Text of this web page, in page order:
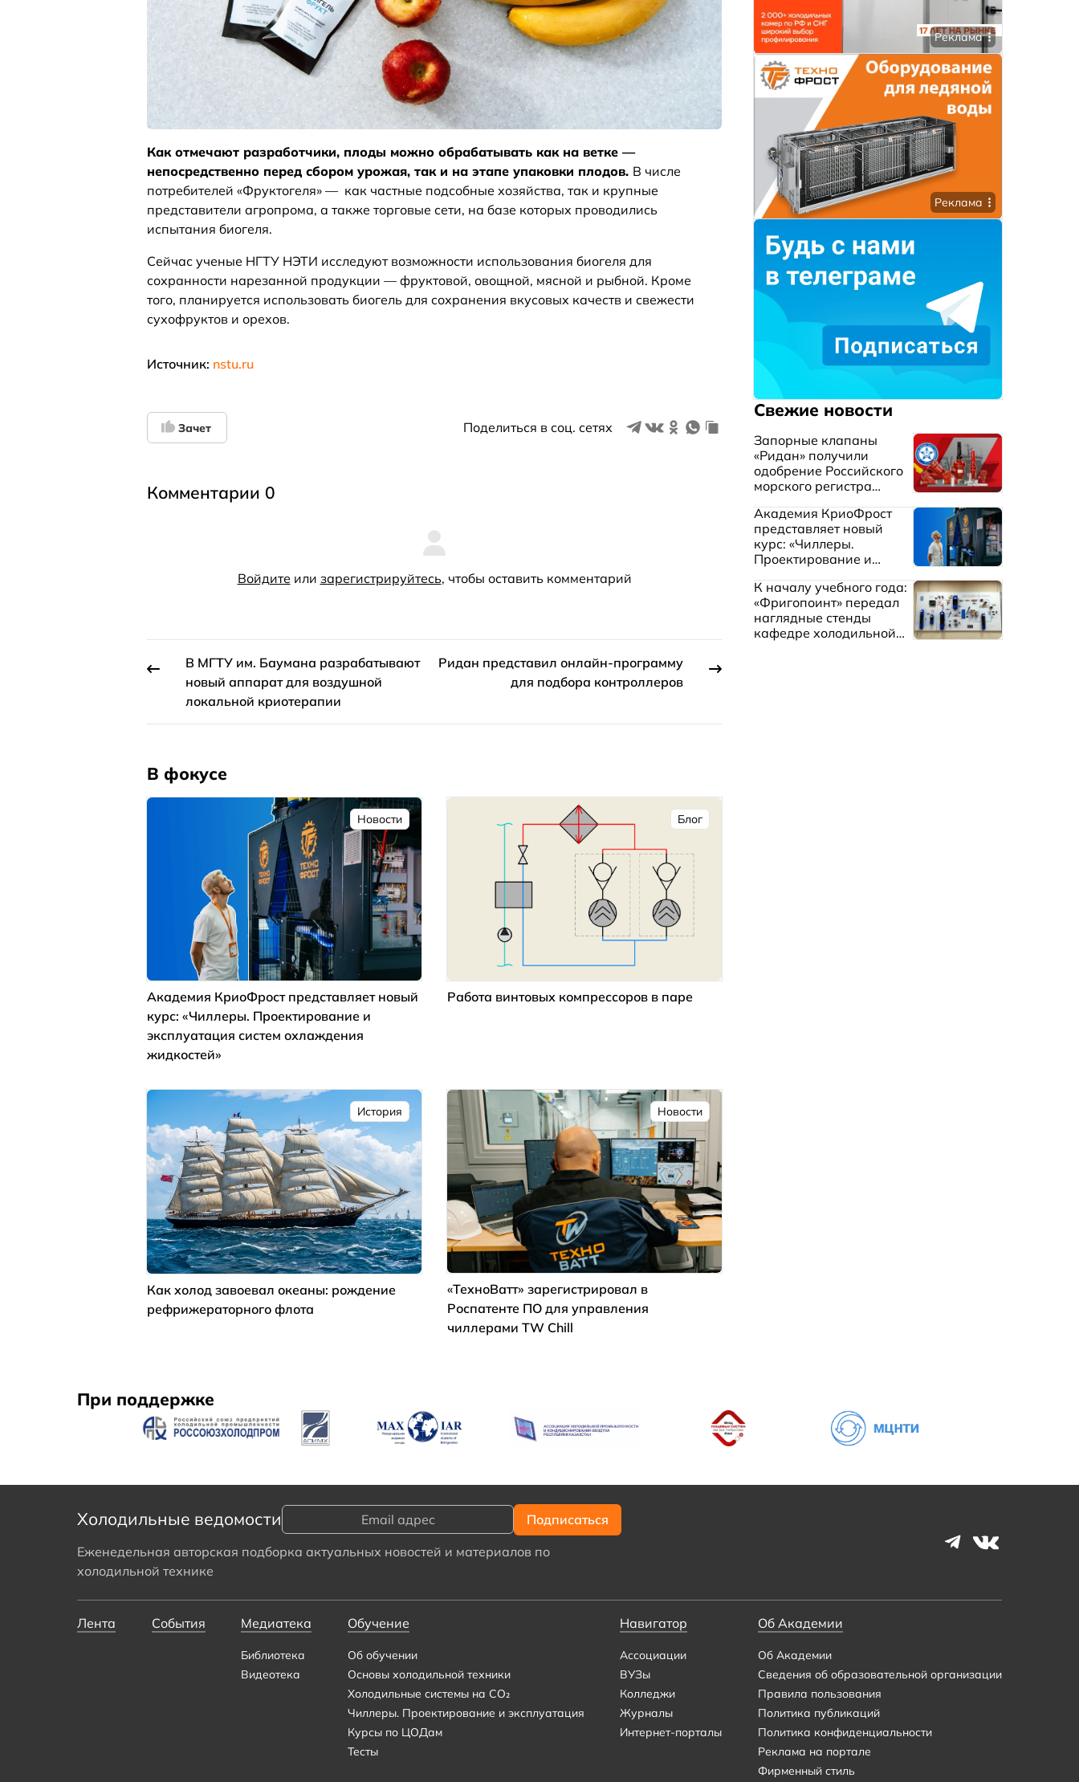
Как отмечают разработчики, плоды можно обрабатывать как на ветке —
непосредственно перед сбором урожая, так и на этапе упаковки плодов. В числе
потребителей «Фруктогеля» — как частные подсобные хозяйства, так и крупные
представители агропрома, а также торговые сети, на базе которых проводились
испытания биогеля.
Сейчас ученые НГТУ НЭТИ исследуют возможности использования биогеля для
сохранности нарезанной продукции — фруктовой, овощной, мясной и рыбной. Кроме
того, планируется использовать биогель для сохранения вкусовых качеств и свежести
сухофруктов и орехов.
Источник: nstu.ru
Зачет Поделиться в соц. сетях
Комментарии 0
Войдите или зарегистрируйтесь, чтобы оставить комментарий
В МГТУ им. Баумана разрабатывают
новый аппарат для воздушной
локальной криотерапии
Ридан представил онлайн-программу
для подбора контроллеров
В фокусе
Новости
Академия КриоФрост представляет новый
курс: «Чиллеры. Проектирование и
эксплуатация систем охлаждения
жидкостей»
Блог
Работа винтовых компрессоров в паре
История
Как холод завоевал океаны: рождение
рефрижераторного флота
Новости
«ТехноВатт» зарегистрировал в
Роспатенте ПО для управления
чиллерами TW Chill
Реклама
Реклама
Свежие новости
Запорные клапаны
«Ридан» получили
одобрение Российского
морского регистра
Академия КриоФрост
представляет новый
курс: «Чиллеры.
Проектирование и
охлаждения жидкостей»
К началу учебного года:
«Фригопоинт» передал
наглядные стенды
кафедре холодильной
При поддержке
Холодильные ведомости
Еженедельная авторская подборка актуальных новостей и материалов по
холодильной технике
Лента События Медиатека
Библиотека
Видеотека
Обучение
Об обучении
Основы холодильной техники
Холодильные системы на CO₂
Чиллеры. Проектирование и эксплуатация
Курсы по ЦОДам
Тесты
Навигатор
Ассоциации
ВУЗы
Колледжи
Журналы
Интернет-порталы
Об Академии
Об Академии
Сведения об образовательной организации
Правила пользования
Политика публикаций
Политика конфиденциальности
Реклама на портале
Фирменный стиль